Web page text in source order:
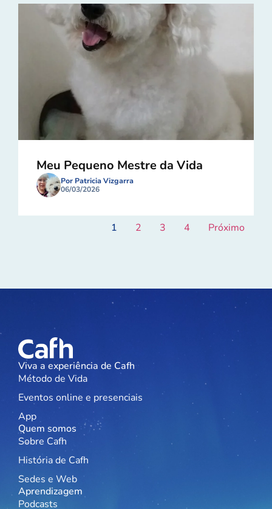
Meu Pequeno Mestre da Vida
Por Patricia Vizgarra
06/03/2026
1 2 3 4 Próximo
Viva a experiência de Cafh
Método de Vida
Eventos online e presenciais
App
Quem somos
Sobre Cafh
História de Cafh
Sedes e Web
Aprendizagem
Podcasts